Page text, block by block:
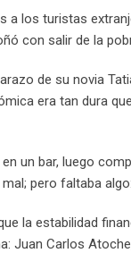
a los turistas
con salir de la
de su novia
era tan dura
un bar, luego
pero faltaba
la estabilidad
Carlos